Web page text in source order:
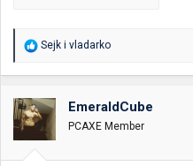
R
a
o
v
a
n
Sejk i vladarko
EmeraldCube
PCAXE Member